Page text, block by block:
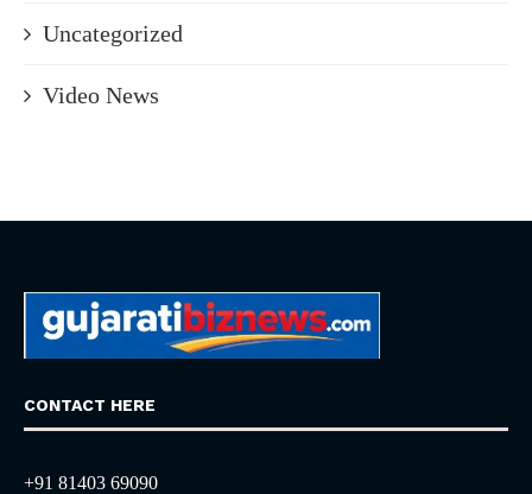
Uncategorized
Video News
CONTACT HERE
+91 81403 69090